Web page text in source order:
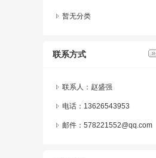
暂无分类
联系方式
联系人：赵盛强
电话：13626543953
邮件：578221552@qq.com